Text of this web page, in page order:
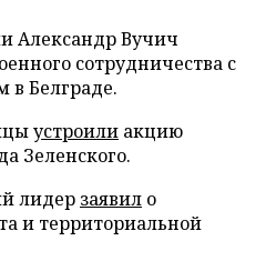
Александр Вучич
сотрудничества с
Белграде.
устроили акцию
Зеленского.
лидер заявил о
и территориальной